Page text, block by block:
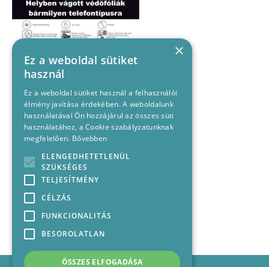
Impresszum
×
Ez a weboldal sütiket
használ
Ez a weboldal sütiket használ a felhasználói
élmény javítása érdekében. A weboldalunk
használatával Ön hozzájárul az összes süti
használatához, a Cookie szabályzatunknak
megfelelően. Bővebben
ELENGEDHETETLENÜL
SZÜKSÉGES
TELJESÍTMÉNY
CÉLZÁS
FUNKCIONALITÁS
BESOROLATLAN
ÖSSZES ELFOGADÁSA